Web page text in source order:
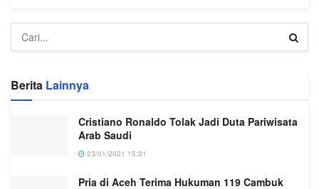
Berita Lainnya
Cristiano Ronaldo Tolak Jadi Duta Pariwisata
Arab Saudi
23/01/2021 15:31
Pria di Aceh Terima Hukuman 119 Cambuk